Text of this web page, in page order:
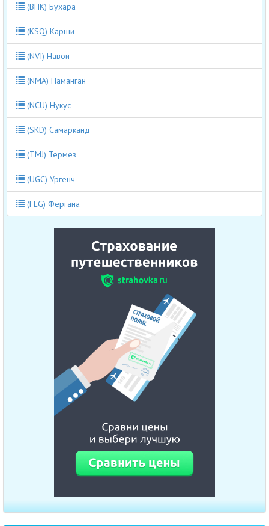
(BHK) Бухара
(KSQ) Карши
(NVI) Навои
(NMA) Наманган
(NCU) Нукус
(SKD) Самарканд
(TMJ) Термез
(UGC) Ургенч
(FEG) Фергана